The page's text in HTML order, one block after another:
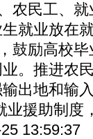
农民工、就
就业放在
鼓励高校
。推进农
出地和输
业援助制度
13:59:37